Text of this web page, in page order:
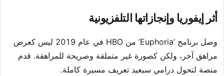
أثر إيفوريا وإنجازاتها التلفزيونية
وصل برنامج ‘Euphoria’ من HBO في عام 2019 ليس كعرض
مراهق آخر، ولكن كصورة غير متملقة وصريحة للمراهقة. قدم
منصة لتحول درامي سيعيد تعريف مسيرة كاملة.